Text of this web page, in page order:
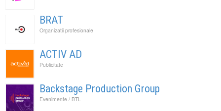
BRAT
Organizatii profesionale
ACTIV AD
Publicitate
Backstage Production Group
Evenimente / BTL